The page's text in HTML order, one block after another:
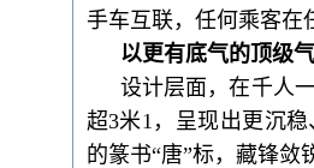
手车互联，任何乘客在
以更有底气的顶级
设计层面，在千人
超3米1，呈现出更沉
的篆书“唐”标，藏锋敛